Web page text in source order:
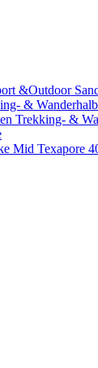
&Outdoor
&
Trekking- &
Mid Texapore